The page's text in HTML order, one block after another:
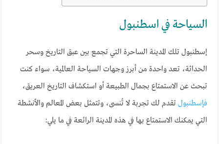
السياحة في اسطنبول
إسطنبول تلك المدينة الساحرة التي تجمع بين عبق التاريخ وسحر
الحداثة، تعد واحدة من أبرز وجهات السياحة العالمية، سواء كنت
تبحث عن الاستمتاع بجمال الطبيعة أو استكشاف التاريخ العريق،
فإسطنبول تقدم لك تجربة لا تُنسى، وتتمثل بعض المعالم والأنشطة
التي يمكنك الاستمتاع بها في هذه المدينة الرائعة في ما يلي: